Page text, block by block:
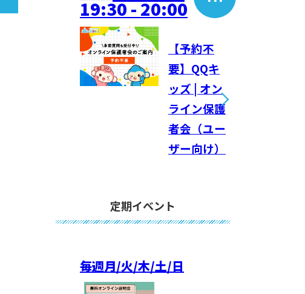
19:30 - 20:00
【予約不
要】QQキ
ッズ | オン
ライン保護
者会（ユー
ザー向け）
定期イベント
毎週月/火/木/土/日